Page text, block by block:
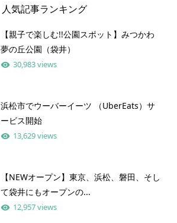
人気記事ランキング
【親子で楽しむ!!公園スポット】みつかわ
夢の丘公園（袋井）
30,983 views
浜松市でウーバーイーツ （UberEats）サ
ービス開始
13,629 views
【NEWオープン】東京、浜松、磐田、そし
て袋井にもオープンの...
12,957 views